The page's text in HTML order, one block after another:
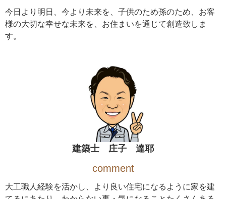
今日より明日、今より未来を、子供のため孫のため、お客
様の大切な幸せな未来を、お住まいを通じて創造致しま
す。
建築士 庄子 達耶
comment
大工職人経験を活かし、より良い住宅になるように家を建